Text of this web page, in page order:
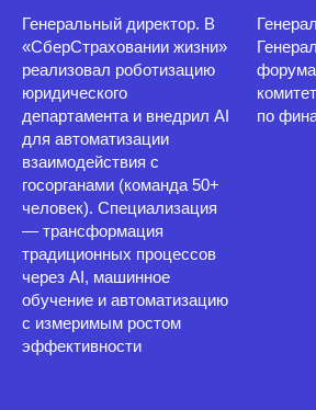
Генеральный директор. В
«СберСтраховании жизни»
реализовал роботизацию
юридического
департамента и внедрил AI
для автоматизации
взаимодействия с
госорганами (команда 50+
человек). Специализация
— трансформация
традиционных процессов
через AI, машинное
обучение и автоматизацию
с измеримым ростом
эффективности
по